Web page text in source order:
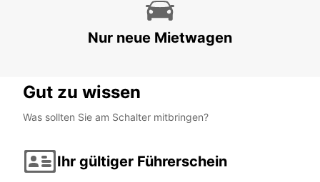
Nur neue Mietwagen
Gut zu wissen
Was sollten Sie am Schalter mitbringen?
Ihr gültiger Führerschein